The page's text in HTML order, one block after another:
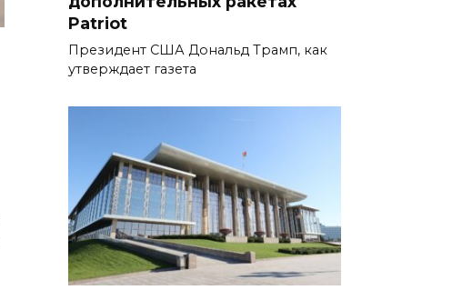
Patriot
Президент США Дональд Трамп, как
утверждает газета